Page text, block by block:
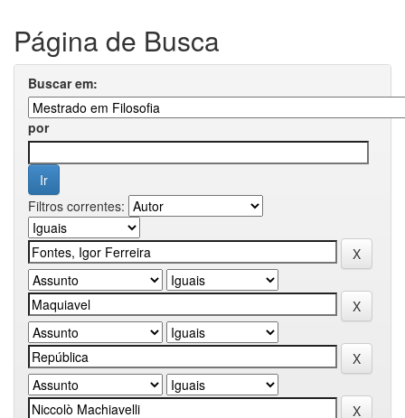
Página de Busca
Buscar em:
por
Filtros correntes: